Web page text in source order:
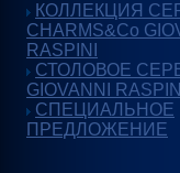
КОЛЛЕКЦИЯ
CHARMS&Co
RASPINI
СТОЛОВОЕ
GIOVANNI RASPINI
СПЕЦИАЛЬНОЕ
ПРЕДЛОЖЕНИЕ